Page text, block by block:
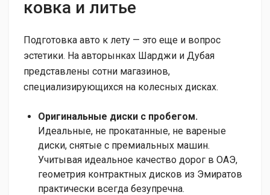
ковка и литье
Подготовка авто к лету — это еще и вопрос
эстетики. На авторынках Шарджи и Дубая
представлены сотни магазинов,
специализирующихся на колесных дисках.
Оригинальные диски с пробегом.
Идеальные, не прокатанные, не вареные
диски, снятые с премиальных машин.
Учитывая идеальное качество дорог в ОАЭ,
геометрия контрактных дисков из Эмиратов
практически всегда безупречна.